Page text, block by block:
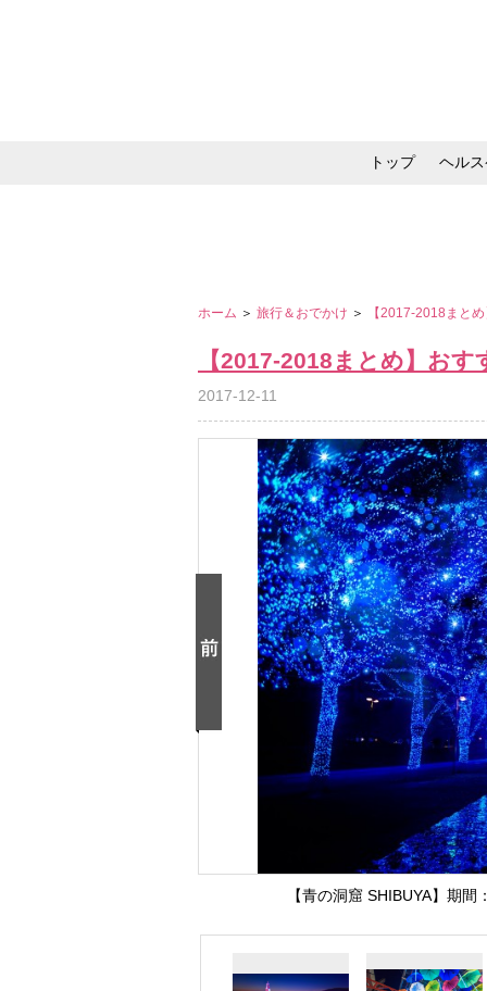
トップ ヘル
ホーム ＞ 旅行＆おでかけ ＞ 【2017-2018まと
【2017-2018まとめ】お
2017-12-11
【青の洞窟 SHIBUYA】期